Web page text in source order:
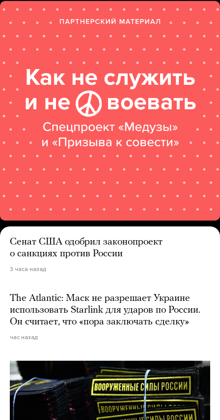
Сенат США одобрил законопроект
о санкциях против России
3 часа назад
The Atlantic: Маск не разрешает Украине
использовать Starlink для ударов по России.
Он считает, что «пора заключать сделку»
час назад